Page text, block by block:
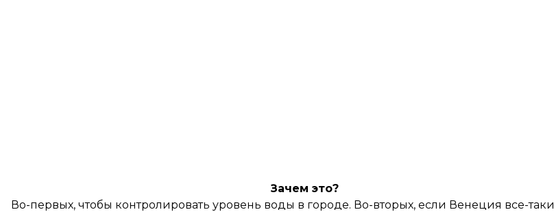
Зачем это?
Во-первых, чтобы контролировать уровень воды в городе. Во-вторых, если Венеция все-таки